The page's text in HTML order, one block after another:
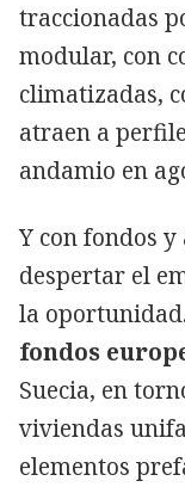
traccionadas
modular, con
climatizadas,
atraen a
andamio en
Y con fondos
despertar el
la oportunidad.
fondos
Suecia, en
viviendas
elementos